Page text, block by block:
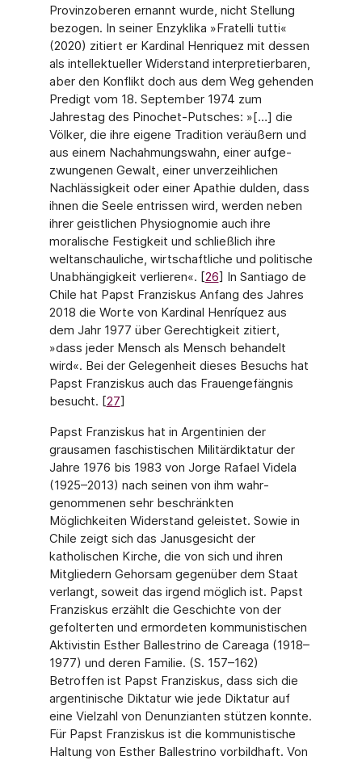
Provinzoberen ernannt wurde, nicht Stellung
bezogen. In seiner Enzyklika »Fratelli tutti«
(2020) zitiert er Kardinal Henriquez mit dessen
als intellektuel­ler Widerstand interpretierbaren,
aber den Konflikt doch aus dem Weg gehenden
Pre­digt vom 18. September 1974 zum
Jahrestag des Pinochet-Putsches: »[…] die
Völker, die ihre eigene Tradition veräußern und
aus einem Nachahmungswahn, einer aufge­
zwungenen Gewalt, einer unverzeihlichen
Nachlässigkeit oder einer Apathie dulden, dass
ihnen die Seele entrissen wird, werden neben
ihrer geistlichen Physiognomie auch ihre
moralische Festigkeit und schließlich ihre
weltanschauliche, wirtschaftliche und politische
Unabhängigkeit verlieren«. [26] In Santiago de
Chile hat Papst Franziskus An­fang des Jahres
2018 die Worte von Kardinal Henríquez aus
dem Jahr 1977 über Ge­rechtigkeit zitiert,
»dass jeder Mensch als Mensch behandelt
wird«. Bei der Gelegenheit dieses Besuchs hat
Papst Franziskus auch das Frauengefängnis
besucht. [27]
Papst Franziskus hat in Argentinien der
grausamen faschistischen Militärdiktatur der
Jahre 1976 bis 1983 von Jorge Rafael Videla
(1925–2013) nach seinen von ihm wahr­
genommenen sehr beschränkten
Möglichkeiten Widerstand geleistet. Sowie in
Chile zeigt sich das Janusgesicht der
katholischen Kirche, die von sich und ihren
Mitgliedern Gehorsam gegenüber dem Staat
verlangt, soweit das irgend möglich ist. Papst
Franzis­kus erzählt die Geschichte von der
gefolterten und ermordeten kommunistischen
Akti­vistin Esther Ballestrino de Careaga (1918–
1977) und deren Familie. (S. 157–162)
Betroffen ist Papst Franziskus, dass sich die
argentinische Diktatur wie jede Diktatur auf
eine Vielzahl von Denunzianten stützen konnte.
Für Papst Franziskus ist die kommu­nistische
Haltung von Esther Ballestrino vorbildhaft. Von